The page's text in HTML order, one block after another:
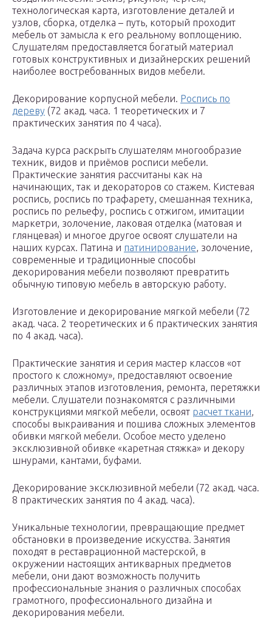
технологическая карта, изготовление деталей и
узлов, сборка, отделка – путь, который проходит
мебель от замысла к его реальному воплощению.
Слушателям предоставляется богатый материал
готовых конструктивных и дизайнерских решений
наиболее востребованных видов мебели.
Декорирование корпусной мебели. Роспись по
дереву (72 акад. часа. 1 теоретических и 7
практических занятия по 4 часа).
Задача курса раскрыть слушателям многообразие
техник, видов и приёмов росписи мебели.
Практические занятия рассчитаны как на
начинающих, так и декораторов со стажем. Кистевая
роспись, роспись по трафарету, смешанная техника,
роспись по рельефу, роспись с отжигом, имитации
маркетри, золочение, лаковая отделка (матовая и
глянцевая) и многое другое освоят слушатели на
наших курсах. Патина и патинирование, золочение,
современные и традиционные способы
декорирования мебели позволяют превратить
обычную типовую мебель в авторскую работу.
Изготовление и декорирование мягкой мебели (72
акад. часа. 2 теоретических и 6 практических занятия
по 4 акад. часа).
Практические занятия и серия мастер классов «от
простого к сложному», предоставляют освоение
различных этапов изготовления, ремонта, перетяжки
мебели. Слушатели познакомятся с различными
конструкциями мягкой мебели, освоят расчет ткани,
способы выкраивания и пошива сложных элементов
обивки мягкой мебели. Особое место уделено
эксклюзивной обивке «каретная стяжка» и декору
шнурами, кантами, буфами.
Декорирование эксклюзивной мебели (72 акад. часа.
8 практических занятия по 4 акад. часа).
Уникальные технологии, превращающие предмет
обстановки в произведение искусства. Занятия
походят в реставрационной мастерской, в
окружении настоящих антикварных предметов
мебели, они дают возможность получить
профессиональные знания о различных способах
грамотного, профессионального дизайна и
декорирования мебели.